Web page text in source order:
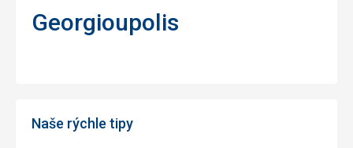
Georgioupolis
Naše rýchle tipy